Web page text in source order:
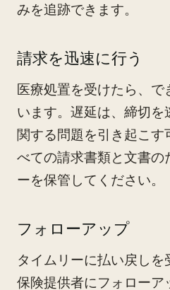
みを追跡できます。
請求を迅速に行う
医療処置を受けたら、
います。遅延は、締切
関する問題を引き起こ
べての請求書類と文書
ーを保管してください。
フォローアップ
タイムリーに払い戻しを
保険提供者にフォローア